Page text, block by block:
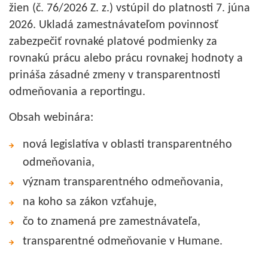
žien (č. 76/2026 Z. z.) vstúpil do platnosti 7. júna
2026. Ukladá zamestnávateľom povinnosť
zabezpečiť rovnaké platové podmienky za
rovnakú prácu alebo prácu rovnakej hodnoty a
prináša zásadné zmeny v transparentnosti
odmeňovania a reportingu.
Obsah webinára:
nová legislatíva v oblasti transparentného
odmeňovania,
význam transparentného odmeňovania,
na koho sa zákon vzťahuje,
čo to znamená pre zamestnávateľa,
transparentné odmeňovanie v Humane.